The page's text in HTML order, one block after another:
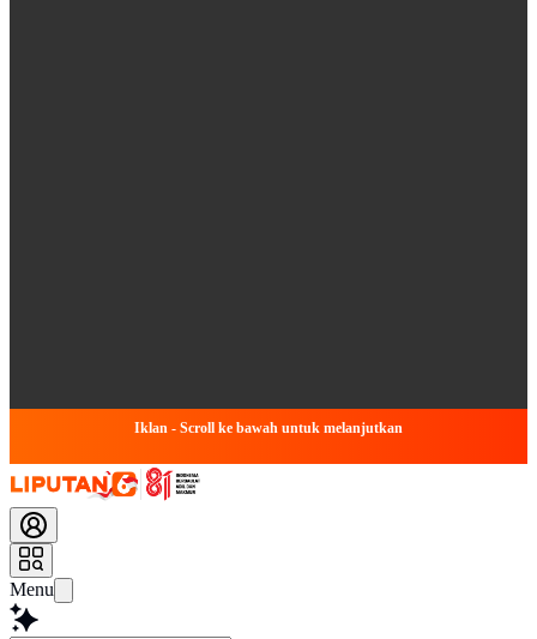
Iklan - Scroll ke bawah untuk melanjutkan
Menu